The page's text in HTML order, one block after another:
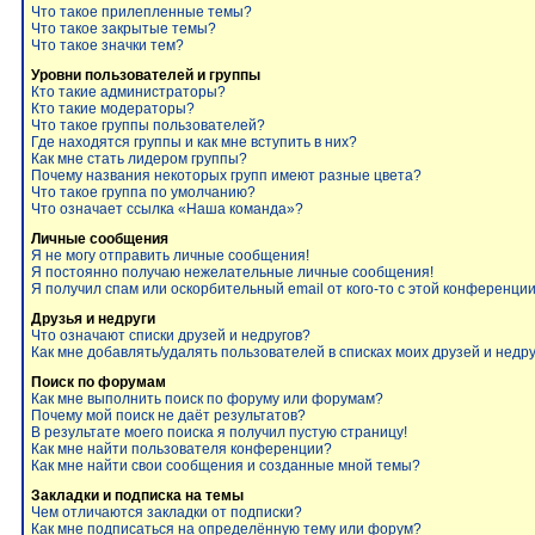
Что такое прилепленные темы?
Что такое закрытые темы?
Что такое значки тем?
Уровни пользователей и группы
Кто такие администраторы?
Кто такие модераторы?
Что такое группы пользователей?
Где находятся группы и как мне вступить в них?
Как мне стать лидером группы?
Почему названия некоторых групп имеют разные цвета?
Что такое группа по умолчанию?
Что означает ссылка «Наша команда»?
Личные сообщения
Я не могу отправить личные сообщения!
Я постоянно получаю нежелательные личные сообщения!
Я получил спам или оскорбительный email от кого-то с этой
Друзья и недруги
Что означают списки друзей и недругов?
Как мне добавлять/удалять пользователей в списках моих друзей и
Поиск по форумам
Как мне выполнить поиск по форуму или форумам?
Почему мой поиск не даёт результатов?
В результате моего поиска я получил пустую страницу!
Как мне найти пользователя конференции?
Как мне найти свои сообщения и созданные мной темы?
Закладки и подписка на темы
Чем отличаются закладки от подписки?
Как мне подписаться на определённую тему или форум?